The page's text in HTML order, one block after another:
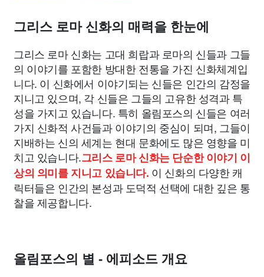
그리스 로마 신화의 매력을 한눈에
그리스 로마 신화는 고대 희랍과 로마의 신들과 그들
의 이야기를 포함한 방대한 전통을 가진 신화체계입
니다. 이 신화에서 이야기되는 신들은 인간의 감정을
지니고 있으며, 각 신들은 그들의 고유한 성격과 특
성을 가지고 있습니다. 특히 올림포스의 신들은 여러
가지 신화적 사건들과 이야기의 중심이 되며, 그들이
지배하는 신의 세계는 현대 문화에도 많은 영향을 미
치고 있습니다.그리스 로마 신화는 단순한 이야기 이
상의 의미를 지니고 있습니다. 이 신화의 다양한 캐
릭터들은 인간의 본성과 도덕적 선택에 대한 깊은 통
찰을 제공합니다.
올림포스의 별 - 에피소드 개요